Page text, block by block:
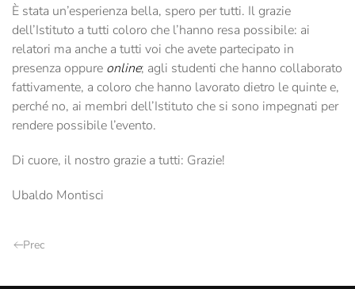
È stata un’esperienza bella, spero per tutti. Il grazie
dell’Istituto a tutti coloro che l’hanno resa possibile: ai
relatori ma anche a tutti voi che avete partecipato in
presenza oppure online; agli studenti che hanno collaborato
fattivamente, a coloro che hanno lavorato dietro le quinte e,
perché no, ai membri dell’Istituto che si sono impegnati per
rendere possibile l’evento.
Di cuore, il nostro grazie a tutti: Grazie!
Ubaldo Montisci
Prec